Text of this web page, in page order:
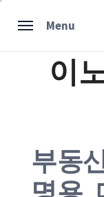
Menu
이
부동